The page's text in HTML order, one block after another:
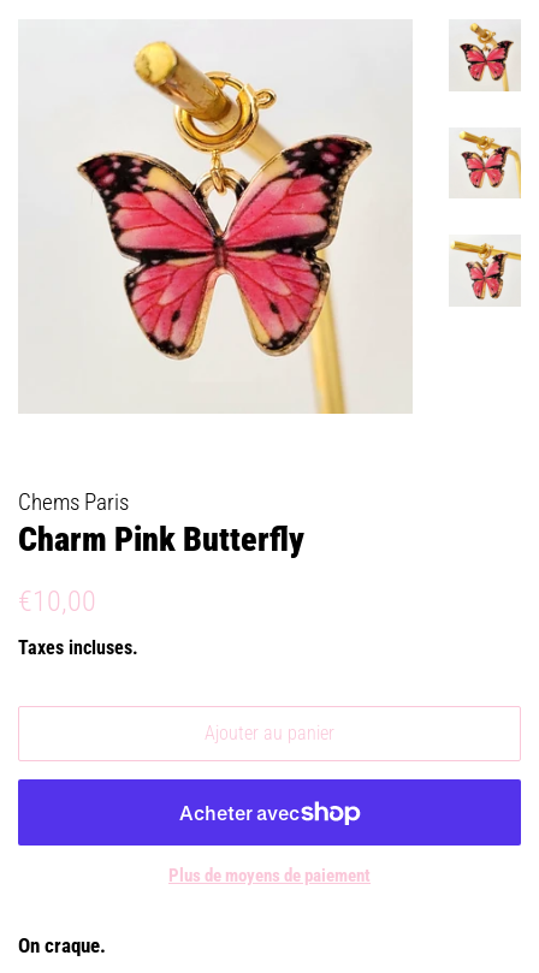
Chems Paris
Charm Pink Butterfly
Prix
€10,00
Taxes incluses.
Ajouter au panier
Plus de moyens de paiement
On craque.